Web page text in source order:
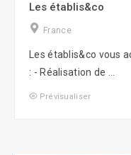
Les établis&co
France
Les établis&co vous
: - Réalisation de ...
Prévisualiser